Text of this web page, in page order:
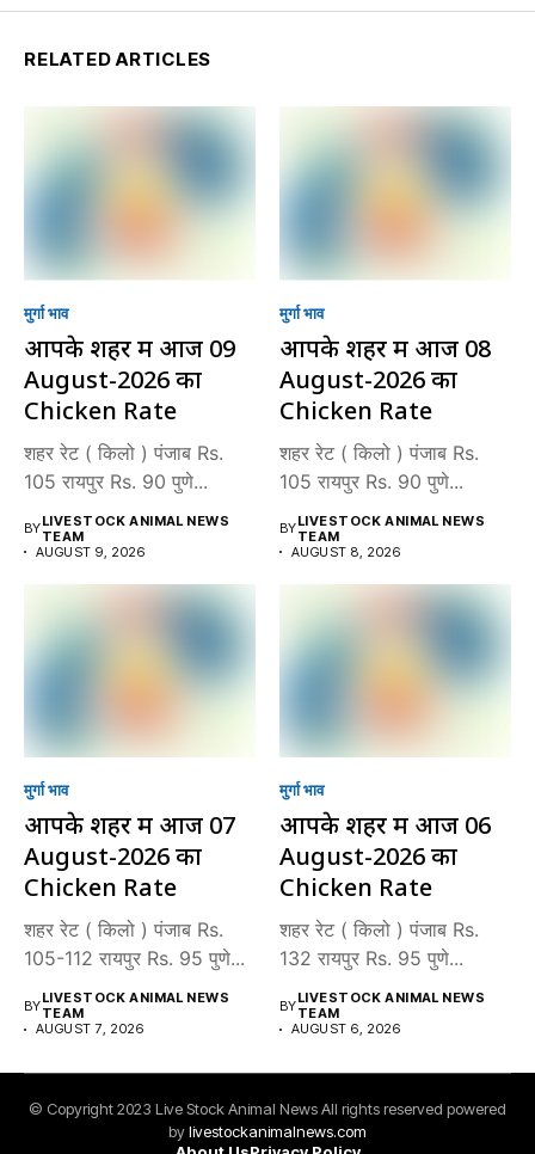
RELATED ARTICLES
मुर्गा भाव
आपके शहर में आज 09
August-2026 का
Chicken Rate
शहर रेट ( किलो ) पंजाब Rs.
105 रायपुर Rs. 90 पुणे...
BYLIVESTOCK ANIMAL NEWS
TEAM
AUGUST 9, 2026
मुर्गा भाव
आपके शहर में आज 08
August-2026 का
Chicken Rate
शहर रेट ( किलो ) पंजाब Rs.
105 रायपुर Rs. 90 पुणे...
BYLIVESTOCK ANIMAL NEWS
TEAM
AUGUST 8, 2026
मुर्गा भाव
आपके शहर में आज 07
August-2026 का
Chicken Rate
शहर रेट ( किलो ) पंजाब Rs.
105-112 रायपुर Rs. 95 पुणे...
BYLIVESTOCK ANIMAL NEWS
TEAM
AUGUST 7, 2026
मुर्गा भाव
आपके शहर में आज 06
August-2026 का
Chicken Rate
शहर रेट ( किलो ) पंजाब Rs.
132 रायपुर Rs. 95 पुणे...
BYLIVESTOCK ANIMAL NEWS
TEAM
AUGUST 6, 2026
© Copyright 2023 Live Stock Animal News All rights reserved powered
bylivestockanimalnews.com